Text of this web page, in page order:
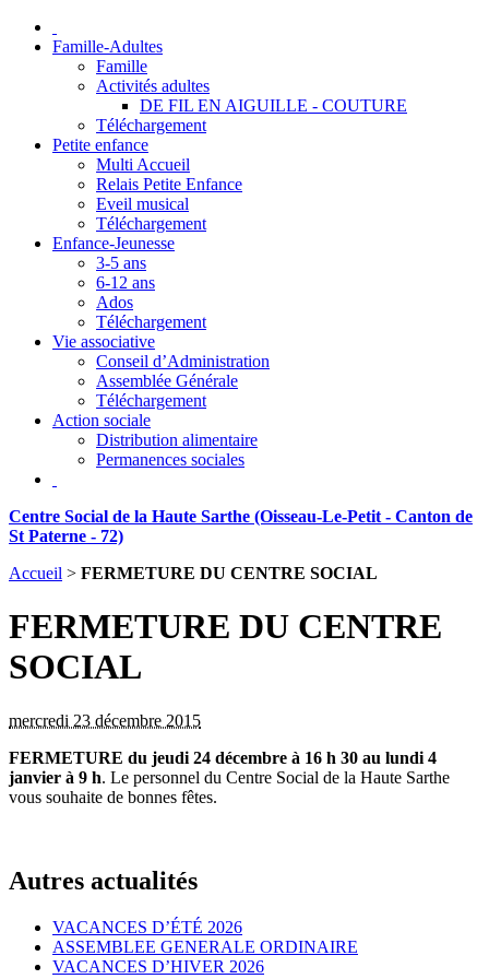
Famille-Adultes
Famille
Activités adultes
DE FIL EN AIGUILLE - COUTURE
Téléchargement
Petite enfance
Multi Accueil
Relais Petite Enfance
Eveil musical
Téléchargement
Enfance-Jeunesse
3-5 ans
6-12 ans
Ados
Téléchargement
Vie associative
Conseil d’Administration
Assemblée Générale
Téléchargement
Action sociale
Distribution alimentaire
Permanences sociales
Centre Social de la Haute Sarthe (Oisseau-Le-Petit - Canton de
St Paterne - 72)
Accueil > FERMETURE DU CENTRE SOCIAL
FERMETURE DU CENTRE
SOCIAL
mercredi 23 décembre 2015
FERMETURE du jeudi 24 décembre à 16 h 30 au lundi 4
janvier à 9 h. Le personnel du Centre Social de la Haute Sarthe
vous souhaite de bonnes fêtes.
Autres actualités
VACANCES D’ÉTÉ 2026
ASSEMBLEE GENERALE ORDINAIRE
VACANCES D’HIVER 2026